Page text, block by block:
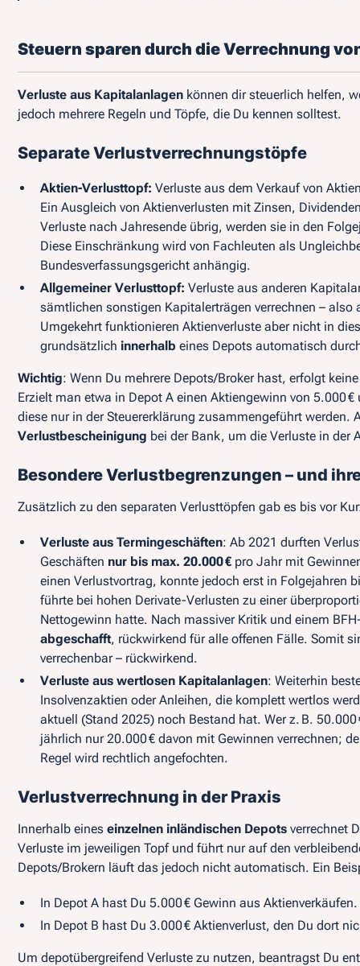
Steuern sparen durch die Verrechnung
Verluste aus Kapitalanlagen können dir steuerlich helfen,
jedoch mehrere Regeln und Töpfe, die Du kennen solltest.
Separate Verlustverrechnungstöpfe
Aktien-Verlusttopf: Verluste aus dem Verkauf von
Ein Ausgleich von Aktienverlusten mit Zinsen,
Verluste nach Jahresende übrig, werden sie in den
Diese Einschränkung wird von Fachleuten als
Bundesverfassungsgericht anhängig.
Allgemeiner Verlusttopf: Verluste aus anderen
sämtlichen sonstigen Kapitalerträgen verrechnen –
Umgekehrt funktionieren Aktienverluste aber nicht in
grundsätzlichinnerhalb eines Depots automatisch
Wichtig: Wenn Du mehrere Depots/Broker hast, erfolgt keine
Erzielt man etwa in Depot A einen Aktiengewinn von 5.000
diese nur in der Steuererklärung zusammengeführt werden.
Verlustbescheinigung bei der Bank, um die Verluste in der
Besondere Verlustbegrenzungen – und
Zusätzlich zu den separaten Verlusttöpfen gab es bis vor
Verluste aus Termingeschäften: Ab 2021 durften
Geschäften nur bis max. 20.000 €pro Jahr mit
einen Verlustvortrag, konnte jedoch erst in Folgejahren
führte bei hohen Derivate-Verlusten zu einer
Nettogewinn hatte. Nach massiver Kritik und einem
abgeschafft, rückwirkend für alle offenen Fälle. Somit
verrechenbar – rückwirkend.
Verluste aus wertlosen Kapitalanlagen: Weiterhin
Insolvenzaktien oder Anleihen, die komplett wertlos
aktuell (Stand 2025) noch Bestand hat. Wer z. B.
jährlich nur 20.000 € davon mit Gewinnen verrechnen;
Regel wird rechtlich angefochten.
Verlustverrechnung in der Praxis
Innerhalb eineseinzelnen inländischen Depots verrechnet
Verluste im jeweiligen Topf und führt nur auf den
Depots/Brokern läuft das jedoch nicht automatisch. Ein
In Depot A hast Du 5.000 € Gewinn aus
In Depot B hast Du 3.000 € Aktienverlust, den Du dort
Um depotübergreifend Verluste zu nutzen, beantragst Du